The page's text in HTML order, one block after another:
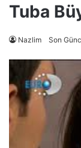
Tuba
Nazlim Son